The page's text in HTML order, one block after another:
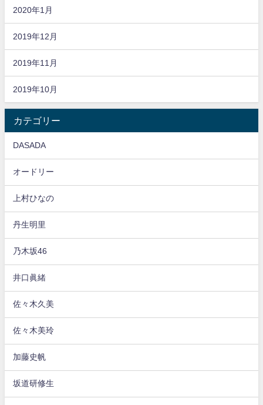
2020年1月
2019年12月
2019年11月
2019年10月
カテゴリー
DASADA
オードリー
上村ひなの
丹生明里
乃木坂46
井口眞緒
佐々木久美
佐々木美玲
加藤史帆
坂道研修生